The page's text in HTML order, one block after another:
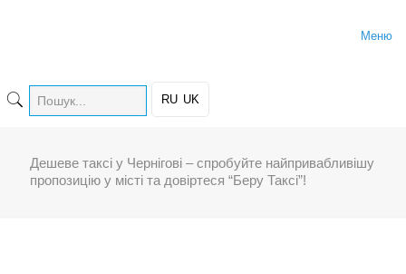
Меню
RU UK
Дешеве таксі у Чернігові – спробуйте найпривабливішу
пропозицію у місті та довіртеся “Беру Таксі”!